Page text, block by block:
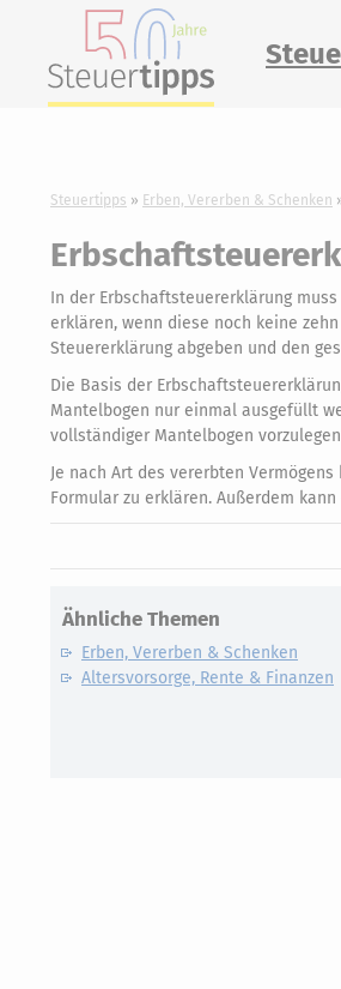
Steuertipps Erben, Vererben & Schenken
In der Erbschaftsteuererklärung muss
erklären, wenn diese noch keine
Steuererklärung abgeben und den
Die Basis der
Mantelbogen nur einmal ausgefüllt
vollständiger Mantelbogen
Je nach Art des vererbten
Formular zu erklären. Außerdem
Ähnliche Themen
Erben, Vererben & Schenken
Altersvorsorge, Rente & Finanzen